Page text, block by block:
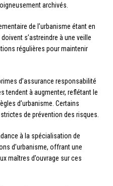
archivés.
de l’urbanisme étant en
s’astreindre à une veille
régulières pour maintenir
d’assurance responsabilité
tendent à augmenter, reflétant le
d’urbanisme. Certains
de prévention des risques.
à la spécialisation de
d’urbanisme, offrant une
maîtres d’ouvrage sur ces